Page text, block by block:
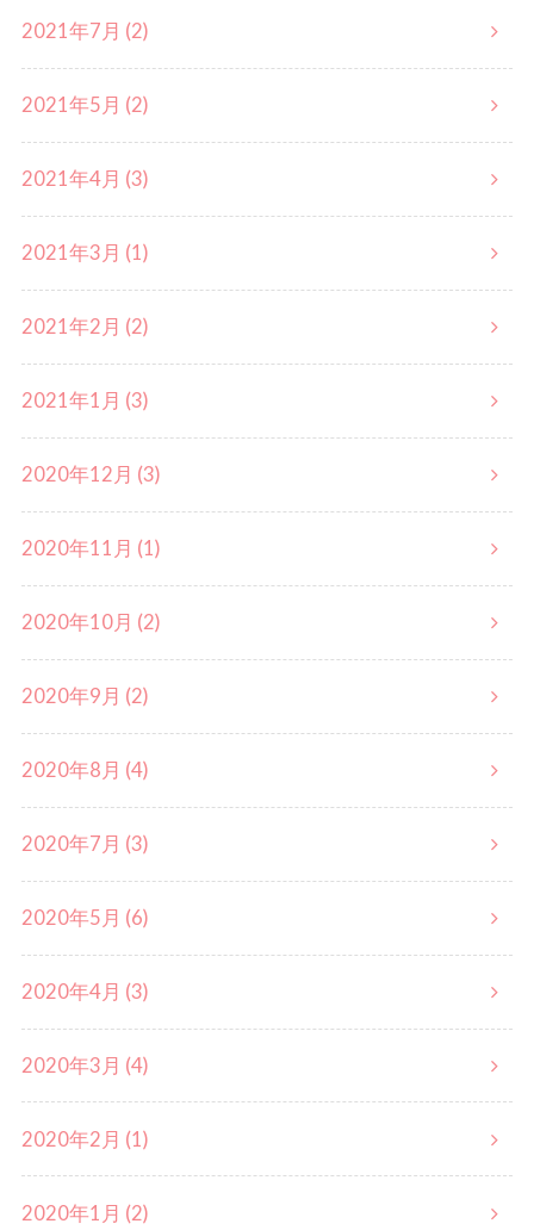
2021年7月 (2)
2021年5月 (2)
2021年4月 (3)
2021年3月 (1)
2021年2月 (2)
2021年1月 (3)
2020年12月 (3)
2020年11月 (1)
2020年10月 (2)
2020年9月 (2)
2020年8月 (4)
2020年7月 (3)
2020年5月 (6)
2020年4月 (3)
2020年3月 (4)
2020年2月 (1)
2020年1月 (2)